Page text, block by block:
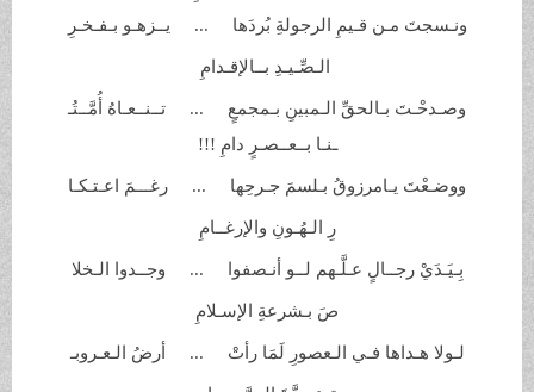
ونـسجتَ مـن قـيمِ الرجولةِبُردَها ... يــزهـو بـفـخـرِ
الـصِّـيـدِبــالإقـدامِ
وصـدحْـتَ بـالحقِّ الـمبينِ بـمجمعٍ ... تــنــعـاهُ أُمَّــتُـ
ـنـا بــعــصـرٍ دامِ!!!
ووضـعْتَ يـامرزوقُ بـلسمَجـرحِها ... رغـــمَ اعـتـكـا
رِ الـهُـونِوالإرغــامِ
بِـيَـدَيْ رجــالٍ عـلَّـهم لــوأنـصفوا ... وجــدوا الـخلا
صَ بـشرعةِ الإسـلامِ
لـولا هـداها فـي الـعصورِ لَمَارأتْ ... أرضُ الـعـروبـ